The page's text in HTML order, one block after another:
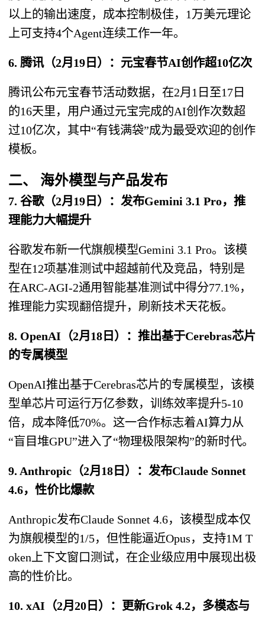
以上的输出速度，成本控制极佳，1万美元理论
上可支持4个Agent连续工作一年。
6. 腾讯（2月19日）：元宝春节AI创作超10亿次
腾讯公布元宝春节活动数据，在2月1日至17日
的16天里，用户通过元宝完成的AI创作次数超
过10亿次，其中“有钱满袋”成为最受欢迎的创作
模板。
二、 海外模型与产品发布
7. 谷歌（2月19日）：发布Gemini 3.1 Pro，推
理能力大幅提升
谷歌发布新一代旗舰模型Gemini 3.1 Pro。该模
型在12项基准测试中超越前代及竞品，特别是
在ARC-AGI-2通用智能基准测试中得分77.1%，
推理能力实现翻倍提升，刷新技术天花板。
8. OpenAI（2月18日）：推出基于Cerebras芯片
的专属模型
OpenAI推出基于Cerebras芯片的专属模型，该模
型单芯片可运行万亿参数，训练效率提升5-10
倍，成本降低70%。这一合作标志着AI算力从
“盲目堆GPU”进入了“物理极限架构”的新时代。
9. Anthropic（2月18日）：发布Claude Sonnet
4.6，性价比爆款
Anthropic发布Claude Sonnet 4.6，该模型成本仅
为旗舰模型的1/5，但性能逼近Opus，支持1M T
oken上下文窗口测试，在企业级应用中展现出极
高的性价比。
10. xAI（2月20日）：更新Grok 4.2，多模态与